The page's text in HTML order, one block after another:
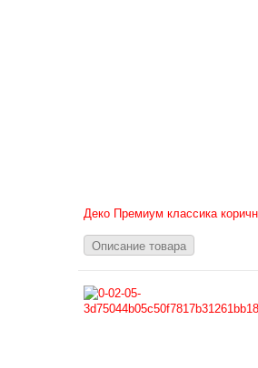
Деко Премиум классика
Описание товара